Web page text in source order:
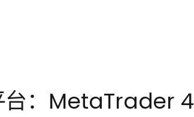
台：MetaTrader 4